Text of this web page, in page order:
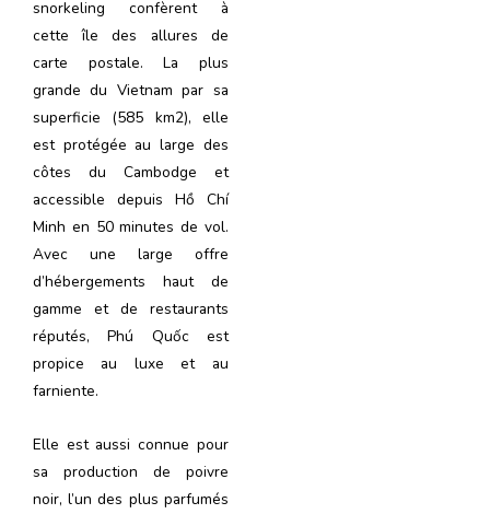
snorkeling confèrent à
cette île des allures de
carte postale. La plus
grande du Vietnam par sa
superficie (585 km2), elle
est protégée au large des
côtes du Cambodge et
accessible depuis Hồ Chí
Minh en 50 minutes de vol.
Avec une large offre
d’hébergements haut de
gamme et de restaurants
réputés, Phú Quốc est
propice au luxe et au
farniente.
Elle est aussi connue pour
sa production de poivre
noir, l’un des plus parfumés